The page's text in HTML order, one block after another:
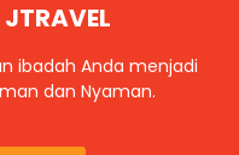
ibadah Anda menjadi
dan Nyaman.